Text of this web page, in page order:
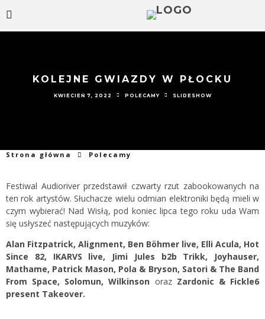
KOLEJNE GWIAZDY W PŁOCKU
KWIECIEŃ 7, 2022 POLECAMY SLIDESHOW
Strona główna Polecamy
Festiwal Audioriver przedstawił czwarty rzut zabookowanych na
ten rok artystów. Słuchacze wielu odmian elektroniki będą mieli w
czym wybierać! Nad Wisłą, pod koniec lipca tego roku uda Wam
się usłyszeć następujących muzyków:
Alan Fitzpatrick, Alignment, Ben Böhmer live, Elli Acula, Hot
Since 82, IKARVS live, Jimi Jules b2b Trikk, Joyhauser,
Mathame, Patrick Mason, Pola & Bryson, Satori & The Band
From Space, Solomun, Wilkinson orazZardonic & Fickle6
present Takeover.